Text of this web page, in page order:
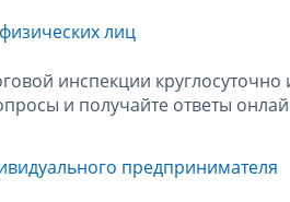
лиц
инспекции круглосуточно
и получайте ответы
предпринимателя